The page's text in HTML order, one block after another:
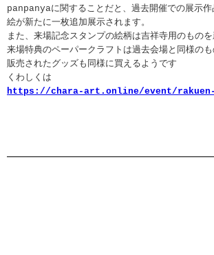
panpanyaに関することだと、過去開催での展示作
絵が新たに一枚追加展示されます。
また、来場記念スタンプの絵柄は吉祥寺用のもの
来場特典のペーパークラフトは過去会場と同様の
販売されたグッズも同様に買えるようです
くわしくは
https://chara-art.online/event/